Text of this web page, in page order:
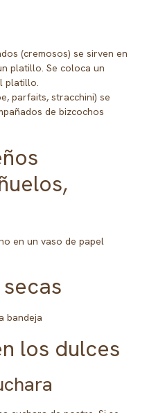
(cremosos) se sirven en
platillo. Se coloca un
platillo.
parfaits, stracchini) se
de bizcochos
en un vaso de papel
bandeja
los dulces